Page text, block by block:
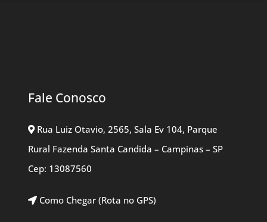
Fale Conosco
Rua Luiz Otavio, 2565, Sala Ev 104, Parque
Rural Fazenda Santa Candida – Campinas – SP
Cep: 13087560
Como Chegar (Rota no GPS)